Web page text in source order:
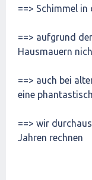
==> Schimmel in
==> aufgrund
Hausmauern
==> auch bei
eine
==> wir
Jahren rechnen